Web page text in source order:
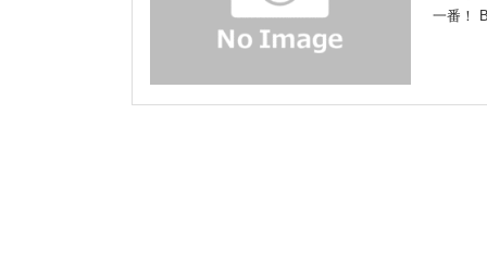
一番！